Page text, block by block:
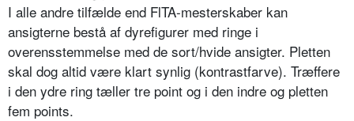
I alle andre tilfælde end FlTA-mesterskaber kan
ansigterne bestå af dyrefigurer med ringe i
overensstemmelse med de sort/hvide ansigter. Pletten
skal dog altid være klart synlig (kontrastfarve). Træffere
i den ydre ring tæller tre point og i den indre og pletten
fem points.